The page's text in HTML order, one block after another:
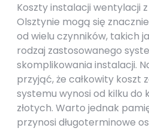
Koszty instalacji wentylacji
Olsztynie mogą się
od wielu czynników, takich
rodzaj zastosowanego
skomplikowania instalacji.
przyjąć, że całkowity koszt
systemu wynosi od kilku do
złotych. Warto jednak
przynosi długoterminowe